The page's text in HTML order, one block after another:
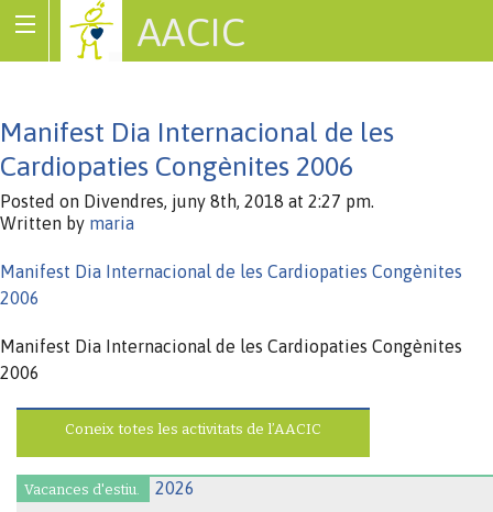
AACIC
Manifest Dia Internacional de les
Cardiopaties Congènites 2006
Posted on Divendres, juny 8th, 2018 at 2:27 pm.
Written by maria
Manifest Dia Internacional de les Cardiopaties Congènites
2006
Manifest Dia Internacional de les Cardiopaties Congènites
2006
Coneix totes les activitats de l’AACIC
Vacances d'estiu.